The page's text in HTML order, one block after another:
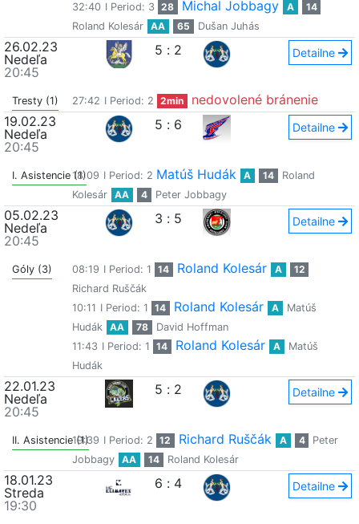
32:40 I Period: 3 28 Michal Jobbagy A
14
Roland Kolesár
AA 65 Dušan Juhás
26.02.23
Nedeľa
20:45
5 : 2 Detailne
Tresty (1) 27:42 I Period: 2 2min
nedovolené bránenie
19.02.23
Nedeľa
20:45
5 : 6 Detailne
I. Asistencie (1)18:09 I Period: 2 Matúš Hudák A 14
Roland
Kolesár
AA 4 Peter Jobbagy
05.02.23
Nedeľa
20:45
3 : 5 Detailne
Góly (3) 08:19 I Period: 1 14 Roland Kolesár A
12
Richard Ruščák
10:11 I Period: 1 14 Roland Kolesár A
Matúš
Hudák
AA 78
David Hoffman
11:43 I Period: 1 14 Roland Kolesár A
Matúš
Hudák
22.01.23
Nedeľa
20:45
5 : 2 Detailne
II. Asistencie (1)
19:39 I Period: 2 12 Richard Ruščák A 4
Peter
Jobbagy
AA 14 Roland Kolesár
18.01.23
Streda
19:30
6 : 4 Detailne